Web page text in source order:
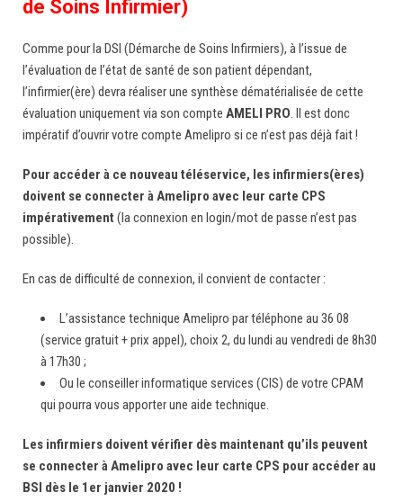
de Soins Infirmier)
Comme pour la DSI (Démarche de Soins Infirmiers), à l’issue de
l’évaluation de l’état de santé de son patient dépendant,
l’infirmier(ère) devra réaliser une synthèse dématérialisée de cette
évaluation uniquement via son compte AMELI PRO. Il est donc
impératif d’ouvrir votre compte Amelipro si ce n’est pas déjà fait !
Pour accéder à ce nouveau téléservice, les infirmiers(ères)
doivent se connecter à Amelipro avec leur carte CPS
impérativement (la connexion en login/mot de passe n’est pas
possible).
En cas de difficulté de connexion, il convient de contacter :
L’assistance technique Amelipro par téléphone au 36 08
(service gratuit + prix appel), choix 2, du lundi au vendredi de 8h30
à 17h30 ;
Ou le conseiller informatique services (CIS) de votre CPAM
qui pourra vous apporter une aide technique.
Les infirmiers doivent vérifier dès maintenant qu’ils peuvent
se connecter à Amelipro avec leur carte CPS pour accéder au
BSI dès le 1er janvier 2020 !